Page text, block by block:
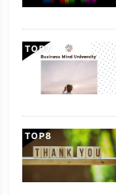
TOP
TOP